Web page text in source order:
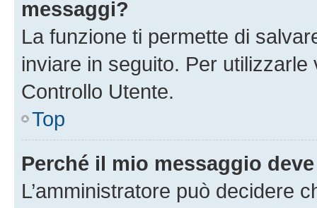
messaggi?
La funzione ti permette di
inviare in seguito. Per utilizzarle
Controllo Utente.
Top
Perché il mio messaggio
L’amministratore può decidere